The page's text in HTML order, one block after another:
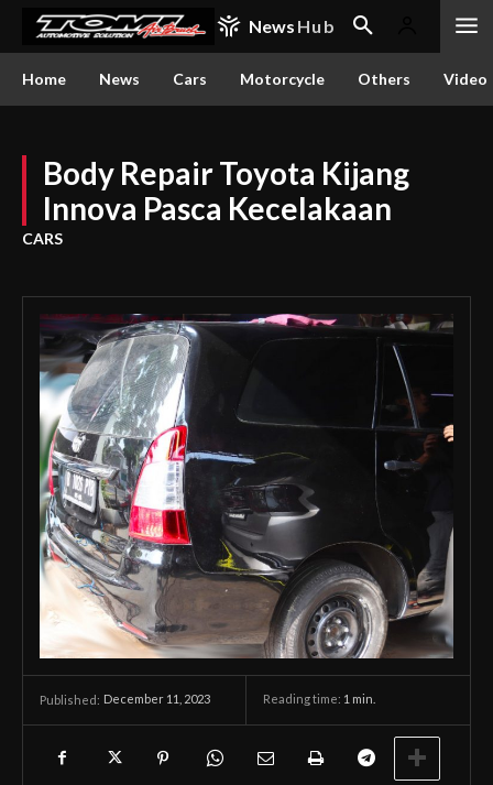
News Hub
Home News Cars Motorcycle Others Video
Body Repair Toyota Kijang
Innova Pasca Kecelakaan
CARS
Published: December 11, 2023 Reading time: 1 min.